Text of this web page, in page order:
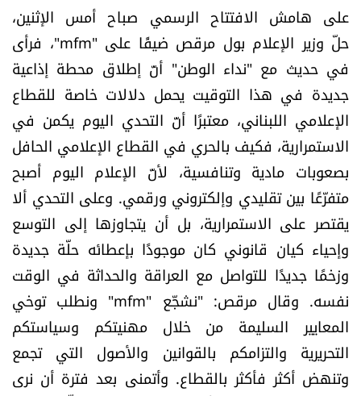
صحّة وصحن
الرياضة
منوّعات
حظّك اليوم
للتاريخ
فيديو
من نحن
للتواصل معنا
شروط الاستخدام
على هامش الافتتاح الرسمي صباح أمس الإثنين،
حلّ وزير الإعلام بول مرقص ضيفًا على"mfm"
، فرأى
في حديث مع "نداء الوطن" أنّ إطلاق محطة إذاعية
جديدة في هذا التوقيت يحمل دلالات خاصة للقطاع
الإعلامي اللبناني، معتبرًا أنّ التحدي اليوم يكمن في
الاستمرارية، فكيف بالحري في القطاع الإعلامي الحافل
بصعوبات مادية وتنافسية، لأنّ الإعلام اليوم أصبح
متفرّعًا بين تقليدي وإلكتروني ورقمي. وعلى التحدي ألا
يقتصر على الاستمرارية، بل أن يتجاوزها إلى التوسع
وإحياء كيان قانوني كان موجودًا بإعطائه حلّة جديدة
وزخمًا جديدًا للتواصل مع العراقة والحداثة في الوقت
نفسه. وقال مرقص: "نشجّع "mfm" ونطلب توخي
المعايير السليمة من خلال مهنيتكم وسياستكم
التحريرية والتزامكم بالقوانين والأصول التي تجمع
وتنهض أكثر فأكثر بالقطاع. وأتمنى بعد فترة أن نرى